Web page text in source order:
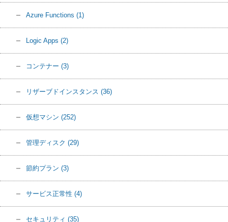
Azure Functions (1)
Logic Apps (2)
コンテナー (3)
リザーブドインスタンス (36)
仮想マシン (252)
管理ディスク (29)
節約プラン (3)
サービス正常性 (4)
セキュリティ (35)